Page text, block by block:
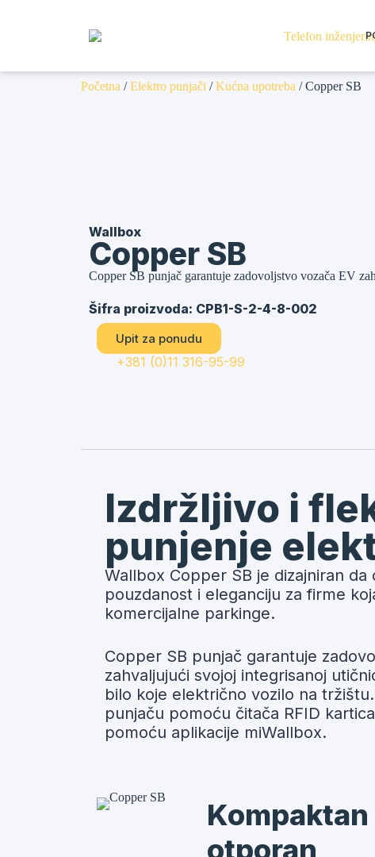
Početna /Elektro punjači /Kućna upotreba / Copper SB
Wallbox
Copper SB
Copper SB punjač garantuje zadovoljstvo vozača EV
Šifra proizvoda: CPB1-S-2-4-8-002
Upit za ponudu
+381 (0)11 316-95-99
Izdržljivo i
punjenje
Wallbox Copper SB je dizajniran
pouzdanost i eleganciju za firme
komercijalne parkinge.
Copper SB punjač garantuje
zahvaljujući svojoj integrisanoj
bilo koje električno vozilo na
punjaču pomoću čitača RFID
pomoću aplikacije miWallbox.
Kompaktan
otporan